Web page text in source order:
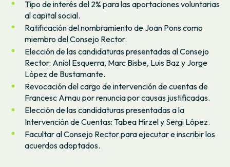
Tipo de interés del 2% para las aportaciones voluntarias
al capital social.
Ratificación del nombramiento de Joan Pons como
miembro del Consejo Rector.
Elección de las candidaturas presentadas al Consejo
Rector: Aniol Esquerra, Marc Bisbe, Luis Baz y Jorge
López de Bustamante.
Revocación del cargo de intervención de cuentas de
Francesc Arnau por renuncia por causas justificadas.
Elección de las candidaturas presentadas a la
Intervención de Cuentas: Tabea Hirzel y Sergi López.
Facultar al Consejo Rector para ejecutar e inscribir los
acuerdos adoptados.